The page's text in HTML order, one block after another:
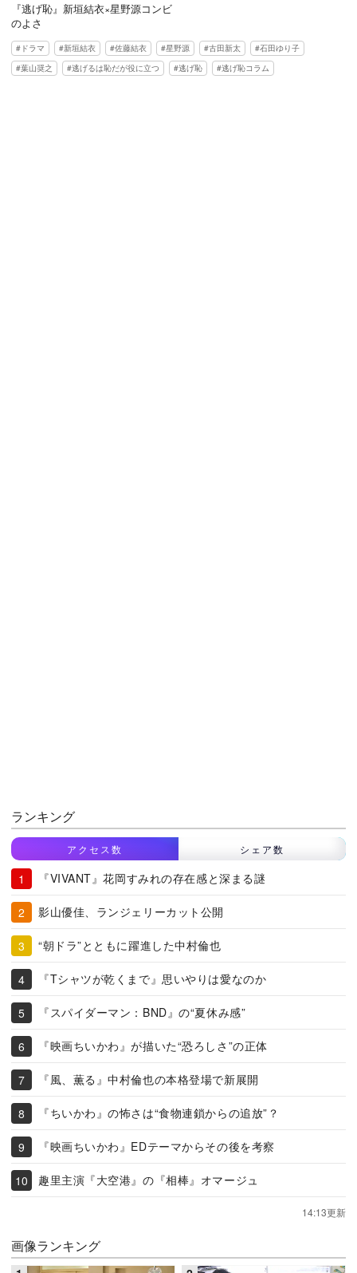
『逃げ恥』新垣結衣×星野源コンビ
のよさ
ドラマ 新垣結衣 佐藤結衣 星野源 古田新太
石田ゆり子
葉山奨之
逃げるは恥だが役に立つ 逃げ恥 逃げ恥コラム
ランキング
アクセス数 シェア数
『VIVANT』花岡すみれの存在感と深まる謎
影山優佳、ランジェリーカット公開
“朝ドラ”とともに躍進した中村倫也
『Tシャツが乾くまで』思いやりは愛なのか
『スパイダーマン：BND』の“夏休み感”
『映画ちいかわ』が描いた“恐ろしさ”の正体
『風、薫る』中村倫也の本格登場で新展開
『ちいかわ』の怖さは“食物連鎖からの追放”？
『映画ちいかわ』EDテーマからその後を考察
趣里主演『大空港』の『相棒』オマージュ
14:13更新
画像ランキング